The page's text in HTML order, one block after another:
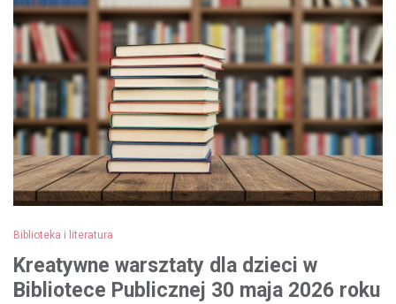
Biblioteka i literatura
Kreatywne warsztaty dla dzieci w
Bibliotece Publicznej 30 maja 2026 roku